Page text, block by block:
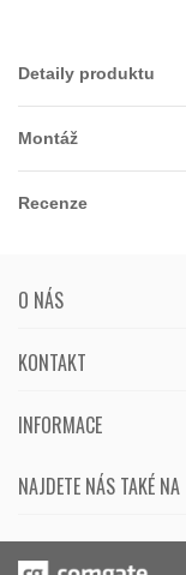
Detaily produktu
Montáž
Recenze
O NÁS
KONTAKT
NAJDETE NÁS TAKÉ NA
INFORMACE